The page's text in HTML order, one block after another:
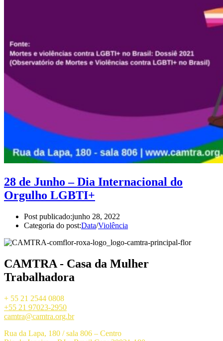
28 de Junho – Dia Internacional do
Orgulho LGBTI+
Post publicado:junho 28, 2022
Categoria do post:Data/Violência
CAMTRA - Casa da Mulher
Trabalhadora
+ 55 21 2544 0808
+55 21 97023-2950
camtra@camtra.org.br
Rua da Lapa, 180 / sala 806 – Centro